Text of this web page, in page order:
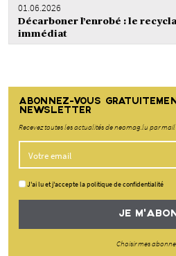
01.06.2026
Décarboner l’enrobé : le
immédiat
ABONNEZ-VOUS
NEWSLETTER
Recevez toutes les actualités de neomag.lu par
J'ai lu et j'accepte la politique de confidentialité
JE
Choisir mes